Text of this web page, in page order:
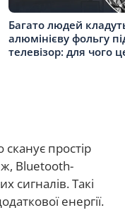
Багато людей
алюмінієву фольгу
телевізор: для чого
простір
Bluetooth-
сигналів. Такі
енергії.